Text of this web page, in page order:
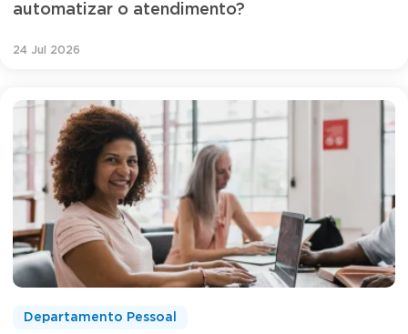
automatizar o atendimento?
24 Jul 2026
Departamento Pessoal